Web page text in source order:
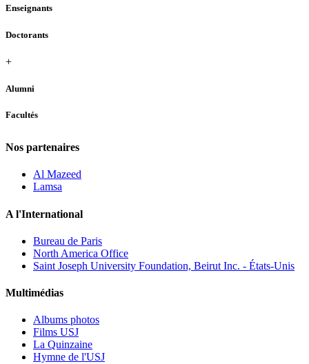
Enseignants
Doctorants
+
Alumni
Facultés
Nos partenaires
Al Mazeed
Lamsa
A l'International
Bureau de Paris
North America Office
Saint Joseph University Foundation, Beirut Inc. - États-Unis
Multimédias
Albums photos
Films USJ
La Quinzaine
Hymne de l'USJ